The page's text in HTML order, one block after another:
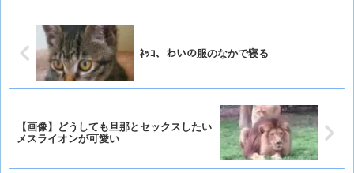
ﾈｯｺ、わいの服のなかで寝る
【画像】どうしても旦那とセックスしたい
メスライオンが可愛い